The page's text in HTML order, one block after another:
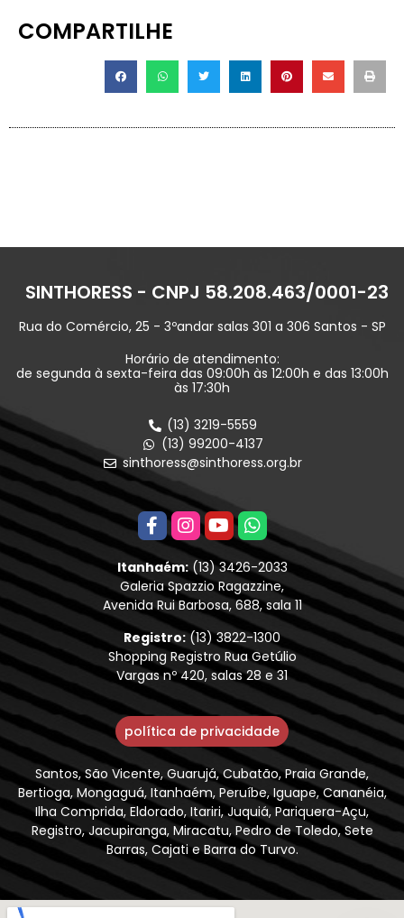
COMPARTILHE
SINTHORESS - CNPJ 58.208.463/0001-23
Rua do Comércio, 25 - 3ºandar salas 301 a 306 Santos - SP
Horário de atendimento:
de segunda à sexta-feira das 09:00h às 12:00h e das 13:00h
às 17:30h
(13) 3219-5559
(13) 99200-4137
sinthoress@sinthoress.org.br
Itanhaém:(13) 3426-2033
Galeria Spazzio Ragazzine,
Avenida Rui Barbosa, 688, sala 11
Registro:(13) 3822-1300
Shopping Registro Rua Getúlio
Vargas nº 420, salas 28 e 31
política de privacidade
Santos, São Vicente, Guarujá, Cubatão, Praia Grande,
Bertioga, Mongaguá, Itanhaém, Peruíbe, Iguape, Cananéia,
Ilha Comprida, Eldorado, Itariri, Juquiá, Pariquera-Açu,
Registro, Jacupiranga, Miracatu, Pedro de Toledo, Sete
Barras, Cajati e Barra do Turvo.